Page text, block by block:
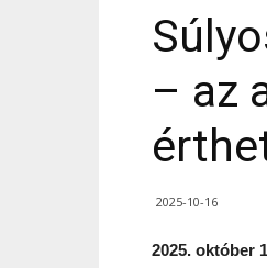
– az
2025-10-16
2025. október